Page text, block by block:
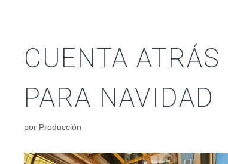
CUENTA ATRÁS
PARA NAVIDAD
por Producción